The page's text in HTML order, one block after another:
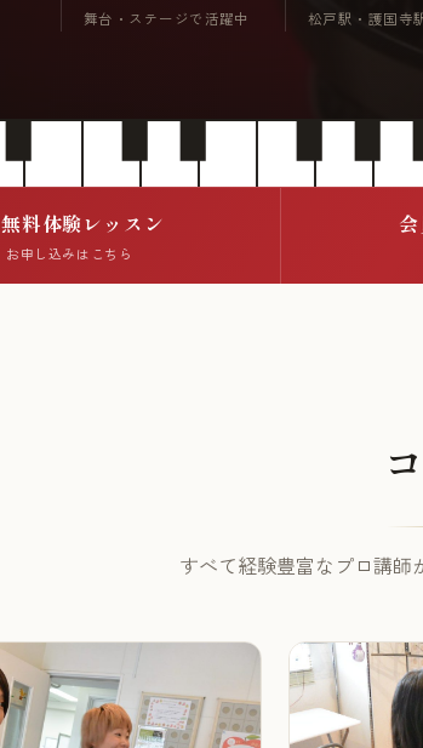
舞台・ステージで活躍中 松戸駅・護国寺
無料体験レッスン
お申し込みはこちら
すべて経験豊富なプロ講師